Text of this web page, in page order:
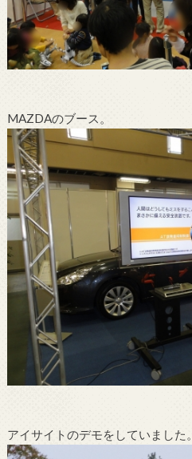
MAZDAのブース。
アイサイトのデモをしていました。